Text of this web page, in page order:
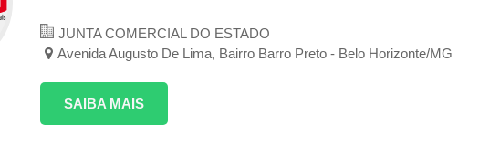
JUNTA COMERCIAL DO ESTADO
Avenida Augusto De Lima, Bairro Barro Preto - Belo Horizonte/MG
SAIBA MAIS